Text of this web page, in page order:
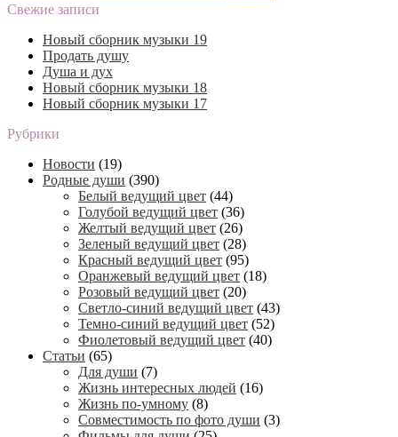
Свежие записи
Новый сборник музыки 19
Продать душу
Душа и дух
Новый сборник музыки 18
Новый сборник музыки 17
Рубрики
Новости (19)
Родные души (390)
Белый ведущий цвет (44)
Голубой ведущий цвет (36)
Желтый ведущий цвет (26)
Зеленый ведущий цвет (28)
Красный ведущий цвет (95)
Оранжевый ведущий цвет (18)
Розовый ведущий цвет (20)
Светло-синий ведущий цвет (43)
Темно-синий ведущий цвет (52)
Фиолетовый ведущий цвет (40)
Статьи (65)
Для души (7)
Жизнь интересных людей (16)
Жизнь по-умному (8)
Совместимость по фото души (3)